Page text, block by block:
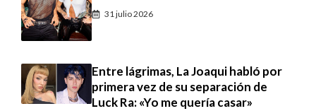
31 julio 2026
Entre lágrimas, La Joaqui habló por
primera vez de su separación de
Luck Ra: «Yo me quería casar»